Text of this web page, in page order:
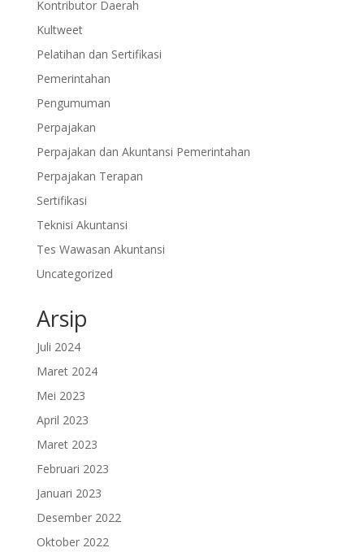
Kontributor Daerah
Kultweet
Pelatihan dan Sertifikasi
Pemerintahan
Pengumuman
Perpajakan
Perpajakan dan Akuntansi Pemerintahan
Perpajakan Terapan
Sertifikasi
Teknisi Akuntansi
Tes Wawasan Akuntansi
Uncategorized
Arsip
Juli 2024
Maret 2024
Mei 2023
April 2023
Maret 2023
Februari 2023
Januari 2023
Desember 2022
Oktober 2022